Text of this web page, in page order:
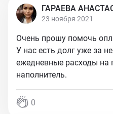
ГАРАЕВА
23 ноября 2021
Очень прошу помочь
У нас есть долг уже за
ежедневные расходы на
наполнитель.
0